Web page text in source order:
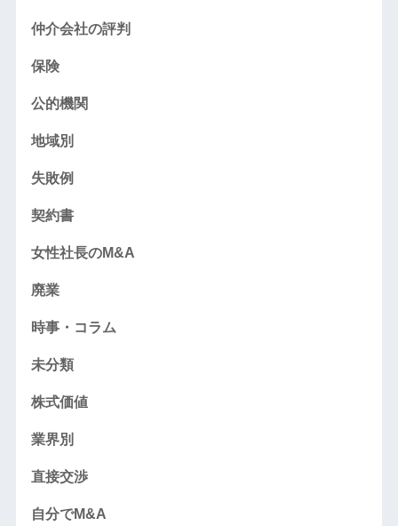
仲介会社の評判
保険
公的機関
地域別
失敗例
契約書
女性社長のM&A
廃業
時事・コラム
未分類
株式価値
業界別
直接交渉
自分でM&A